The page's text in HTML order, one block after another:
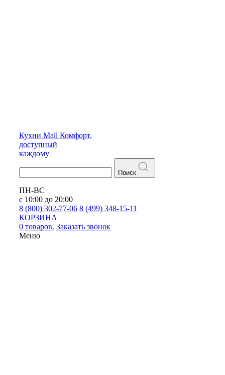
Кухни Mall Комфорт,
доступный
каждому
Поиск
ПН-ВС
с 10:00 до 20:00
8 (800) 302-77-06 8 (499) 348-15-11
КОРЗИНА
0 товаров. Заказать звонок
Меню